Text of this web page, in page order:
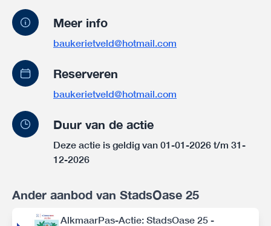
Meer info
baukerietveld@hotmail.com
Reserveren
baukerietveld@hotmail.com
Duur van de actie
Deze actie is geldig van 01-01-2026 t/m 31-
12-2026
Ander aanbod van StadsOase 25
AlkmaarPas-Actie: StadsOase 25 -